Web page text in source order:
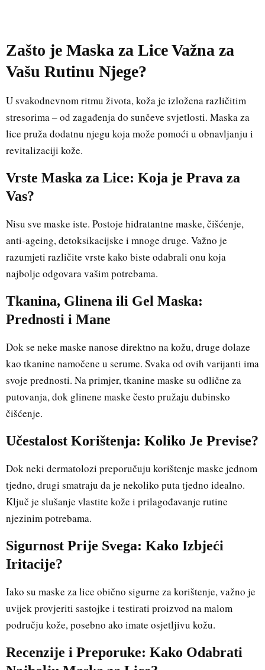
Zašto je Maska za Lice Važna za
Vašu Rutinu Njege?
U svakodnevnom ritmu života, koža je izložena različitim
stresorima – od zagađenja do sunčeve svjetlosti. Maska za
lice pruža dodatnu njegu koja može pomoći u obnavljanju i
revitalizaciji kože.
Vrste Maska za Lice: Koja je Prava za
Vas?
Nisu sve maske iste. Postoje hidratantne maske, čišćenje,
anti-ageing, detoksikacijske i mnoge druge. Važno je
razumjeti različite vrste kako biste odabrali onu koja
najbolje odgovara vašim potrebama.
Tkanina, Glinena ili Gel Maska:
Prednosti i Mane
Dok se neke maske nanose direktno na kožu, druge dolaze
kao tkanine namočene u serume. Svaka od ovih varijanti ima
svoje prednosti. Na primjer, tkanine maske su odlične za
putovanja, dok glinene maske često pružaju dubinsko
čišćenje.
Učestalost Korištenja: Koliko Je Previse?
Dok neki dermatolozi preporučuju korištenje maske jednom
tjedno, drugi smatraju da je nekoliko puta tjedno idealno.
Ključ je slušanje vlastite kože i prilagođavanje rutine
njezinim potrebama.
Sigurnost Prije Svega: Kako Izbjeći
Iritacije?
Iako su maske za lice obično sigurne za korištenje, važno je
uvijek provjeriti sastojke i testirati proizvod na malom
području kože, posebno ako imate osjetljivu kožu.
Recenzije i Preporuke: Kako Odabrati